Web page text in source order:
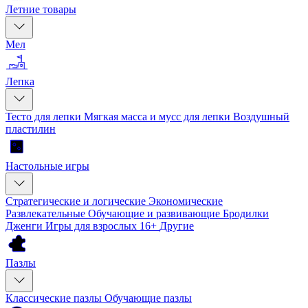
Летние товары
Мел
Лепка
Тесто для лепки Мягкая масса и мусс для лепки Воздушный
пластилин
Настольные игры
Стратегические и логические Экономические
Развлекательные Обучающие и развивающие Бродилки
Дженги Игры для взрослых 16+ Другие
Пазлы
Классические пазлы Обучающие пазлы